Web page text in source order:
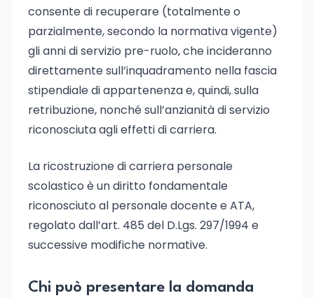
consente di recuperare (totalmente o
parzialmente, secondo la normativa vigente)
gli anni di servizio pre-ruolo, che incideranno
direttamente sull’inquadramento nella fascia
stipendiale di appartenenza e, quindi, sulla
retribuzione, nonché sull’anzianità di servizio
riconosciuta agli effetti di carriera.
La ricostruzione di carriera personale
scolastico è un diritto fondamentale
riconosciuto al personale docente e ATA,
regolato dall’art. 485 del D.Lgs. 297/1994 e
successive modifiche normative.
Chi può presentare la domanda